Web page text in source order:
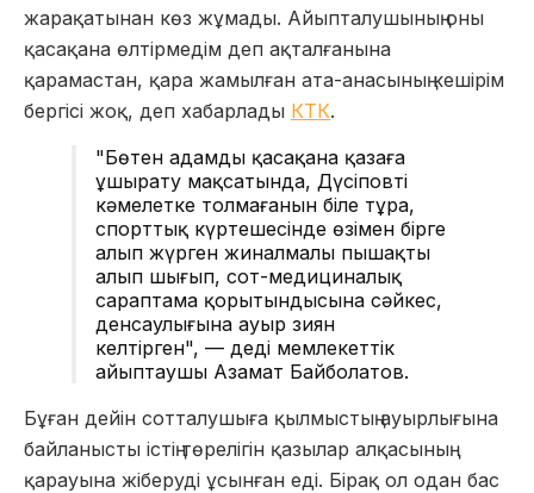
жарақатынан көз жұмады. Айыпталушының оны
қасақана өлтірмедім деп ақталғанына
қарамастан, қара жамылған ата-анасының кешірім
бергісі жоқ, деп хабарлады КТК.
"Бөтен адамды қасақана қазаға
ұшырату мақсатында, Дүсіповтің
кәмелетке толмағанын біле тұра,
спорттық күртешесінде өзімен бірге
алып жүрген жиналмалы пышақты
алып шығып, сот-медициналық
сараптама қорытындысына сәйкес,
денсаулығына ауыр зиян
келтірген", — деді мемлекеттік
айыптаушы Азамат Байболатов.
Бұған дейін сотталушыға қылмыстың ауырлығына
байланысты істің төрелігін қазылар алқасының
қарауына жіберуді ұсынған еді. Бірақ ол одан бас